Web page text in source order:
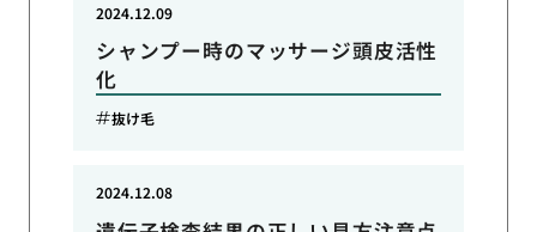
シャンプー時のマッサージ頭皮活性
化
2024.12.09
抜け毛
2024.12.08